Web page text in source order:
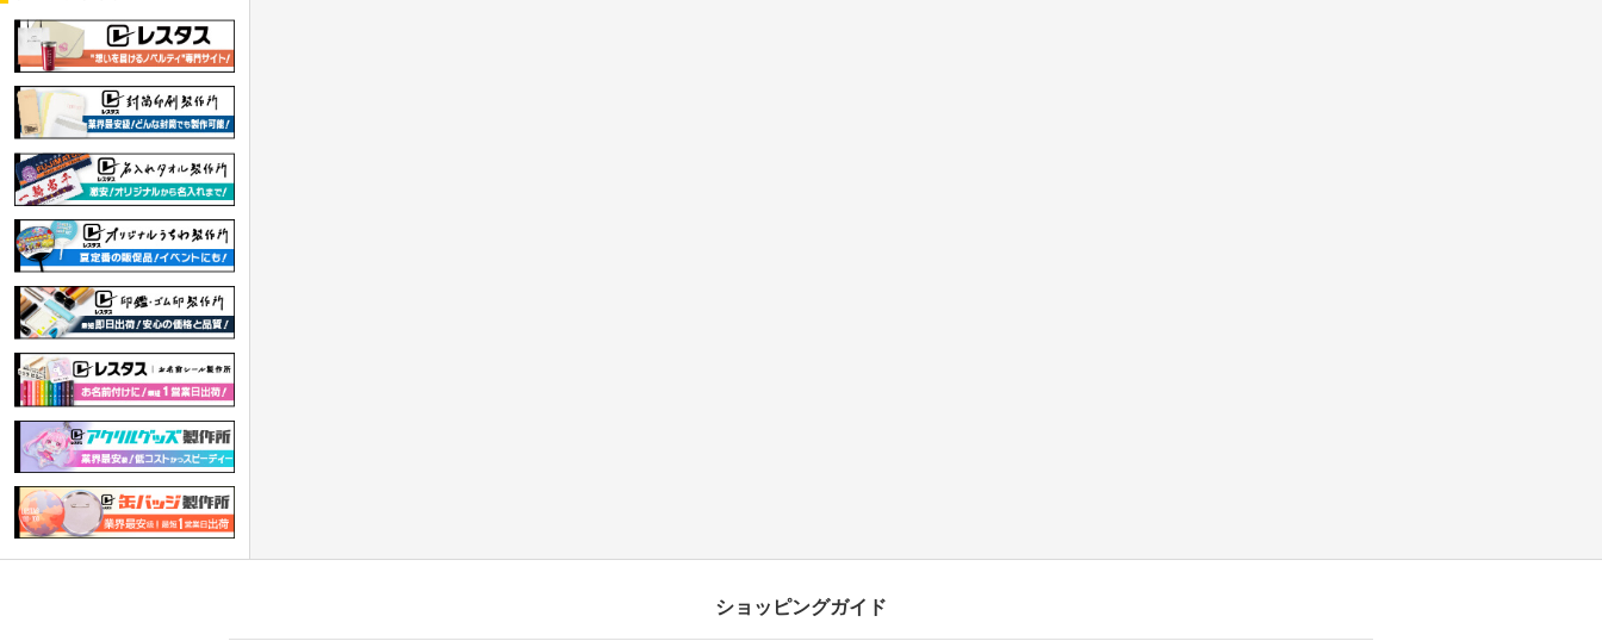
ショッピングガイド